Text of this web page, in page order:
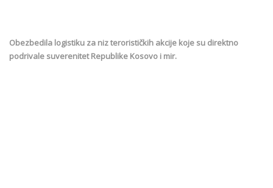
Obezbedila logistiku za niz terorističkih akcije koje su direktno
podrivale suverenitet Republike Kosovo i mir.